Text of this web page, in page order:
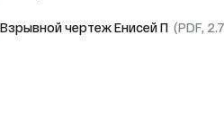
Взрывной чертеж Енисей П (PDF,